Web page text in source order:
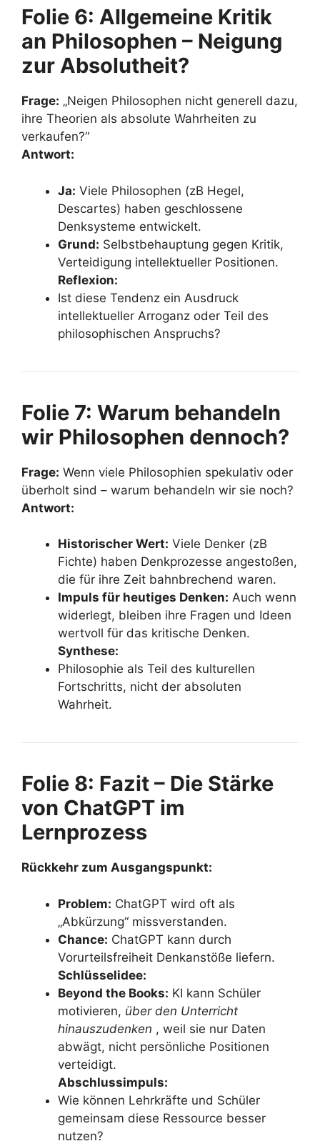
Folie 6: Allgemeine Kritik
an Philosophen – Neigung
zur Absolutheit?
Frage: „Neigen Philosophen nicht generell dazu,
ihre Theorien als absolute Wahrheiten zu
verkaufen?“
Antwort:
Ja: Viele Philosophen (zB Hegel,
Descartes) haben geschlossene
Denksysteme entwickelt.
Grund: Selbstbehauptung gegen Kritik,
Verteidigung intellektueller Positionen.
Reflexion:
Ist diese Tendenz ein Ausdruck
intellektueller Arroganz oder Teil des
philosophischen Anspruchs?
Folie 7: Warum behandeln
wir Philosophen dennoch?
Frage: Wenn viele Philosophien spekulativ oder
überholt sind – warum behandeln wir sie noch?
Antwort:
Historischer Wert: Viele Denker (zB
Fichte) haben Denkprozesse angestoßen,
die für ihre Zeit bahnbrechend waren.
Impuls für heutiges Denken: Auch wenn
widerlegt, bleiben ihre Fragen und Ideen
wertvoll für das kritische Denken.
Synthese:
Philosophie als Teil des kulturellen
Fortschritts, nicht der absoluten
Wahrheit.
Folie 8: Fazit – Die Stärke
von ChatGPT im
Lernprozess
Rückkehr zum Ausgangspunkt:
Problem: ChatGPT wird oft als
„Abkürzung“ missverstanden.
Chance: ChatGPT kann durch
Vorurteilsfreiheit Denkanstöße liefern.
Schlüsselidee:
Beyond the Books: KI kann Schüler
motivieren, über den Unterricht
hinauszudenken , weil sie nur Daten
abwägt, nicht persönliche Positionen
verteidigt.
Abschlussimpuls:
Wie können Lehrkräfte und Schüler
gemeinsam diese Ressource besser
nutzen?